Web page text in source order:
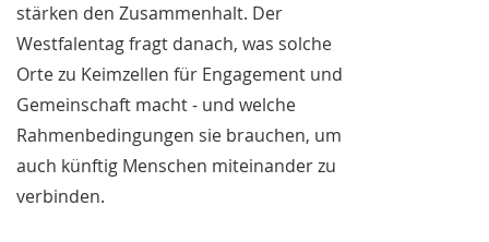
stärken den Zusammenhalt. Der
Westfalentag fragt danach, was solche
Orte zu Keimzellen für Engagement und
Gemeinschaft macht - und welche
Rahmenbedingungen sie brauchen, um
auch künftig Menschen miteinander zu
verbinden.